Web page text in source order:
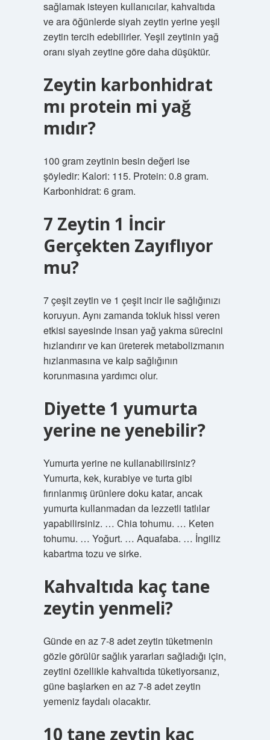
sağlamak isteyen kullanıcılar, kahvaltıda
ve ara öğünlerde siyah zeytin yerine yeşil
zeytin tercih edebilirler. Yeşil zeytinin yağ
oranı siyah zeytine göre daha düşüktür.
Zeytin karbonhidrat
mı protein mi yağ
mıdır?
100 gram zeytinin besin değeri ise
şöyledir: Kalori: 115. Protein: 0.8 gram.
Karbonhidrat: 6 gram.
7 Zeytin 1 İncir
Gerçekten Zayıflıyor
mu?
7 çeşit zeytin ve 1 çeşit incir ile sağlığınızı
koruyun. Aynı zamanda tokluk hissi veren
etkisi sayesinde insan yağ yakma sürecini
hızlandırır ve kan üreterek metabolizmanın
hızlanmasına ve kalp sağlığının
korunmasına yardımcı olur.
Diyette 1 yumurta
yerine ne yenebilir?
Yumurta yerine ne kullanabilirsiniz?
Yumurta, kek, kurabiye ve turta gibi
fırınlanmış ürünlere doku katar, ancak
yumurta kullanmadan da lezzetli tatlılar
yapabilirsiniz. … Chia tohumu. … Keten
tohumu. … Yoğurt. … Aquafaba. … İngiliz
kabartma tozu ve sirke.
Kahvaltıda kaç tane
zeytin yenmeli?
Günde en az 7-8 adet zeytin tüketmenin
gözle görülür sağlık yararları sağladığı için,
zeytini özellikle kahvaltıda tüketiyorsanız,
güne başlarken en az 7-8 adet zeytin
yemeniz faydalı olacaktır.
10 tane zeytin kaç